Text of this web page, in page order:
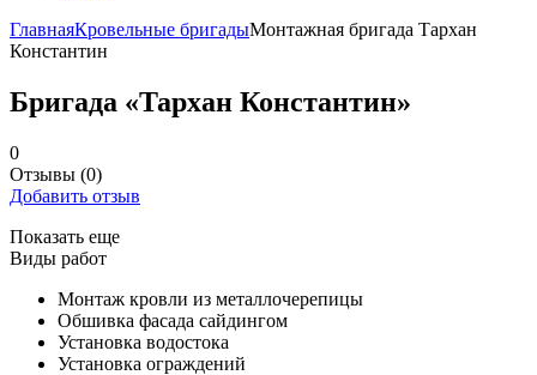
ГлавнаяКровельные бригадыМонтажная бригада Тархан
Константин
Бригада «Тархан Константин»
0
Отзывы (0)
Добавить отзыв
Показать еще
Виды работ
Монтаж кровли из металлочерепицы
Обшивка фасада сайдингом
Установка водостока
Установка ограждений